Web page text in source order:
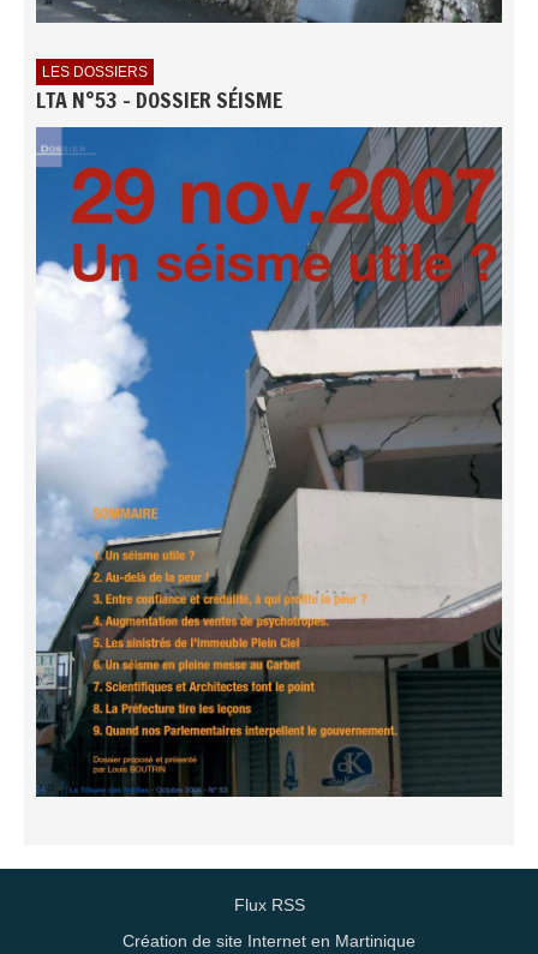
LES DOSSIERS
LTA N°53 - DOSSIER SÉISME
Flux RSS
Création de site Internet en Martinique